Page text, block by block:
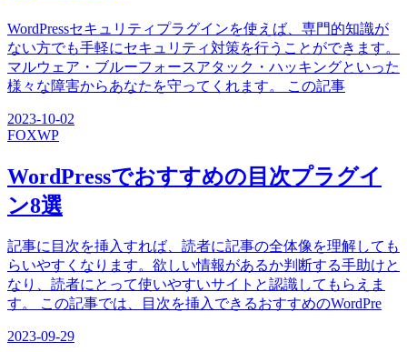
WordPressセキュリティプラグインを使えば、専門的知識が
ない方でも手軽にセキュリティ対策を行うことができます。
マルウェア・ブルーフォースアタック・ハッキングといった
様々な障害からあなたを守ってくれます。 この記事
2023-10-02
FOXWP
WordPressでおすすめの目次プラグイ
ン8選
記事に目次を挿入すれば、読者に記事の全体像を理解しても
らいやすくなります。欲しい情報があるか判断する手助けと
なり、読者にとって使いやすいサイトと認識してもらえま
す。 この記事では、目次を挿入できるおすすめのWordPre
2023-09-29